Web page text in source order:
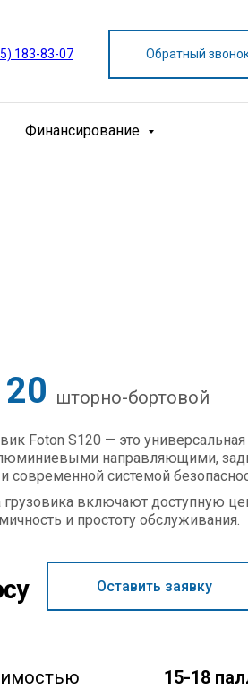
Обратный
183-83-07
Финансирование
Оставить заявку
Foton S120 — это универсальная
направляющими,
системой
15-18
шторно-бортовой
включают доступную
и простоту обслуживания.